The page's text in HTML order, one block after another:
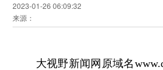
2023-01-26 06:09:32
来源：
大视野新闻网原域名